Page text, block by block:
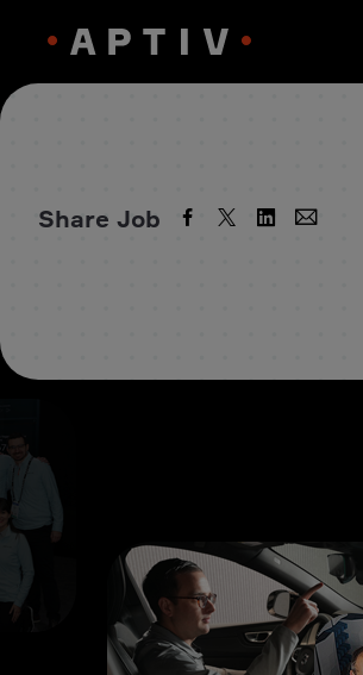
Share Job